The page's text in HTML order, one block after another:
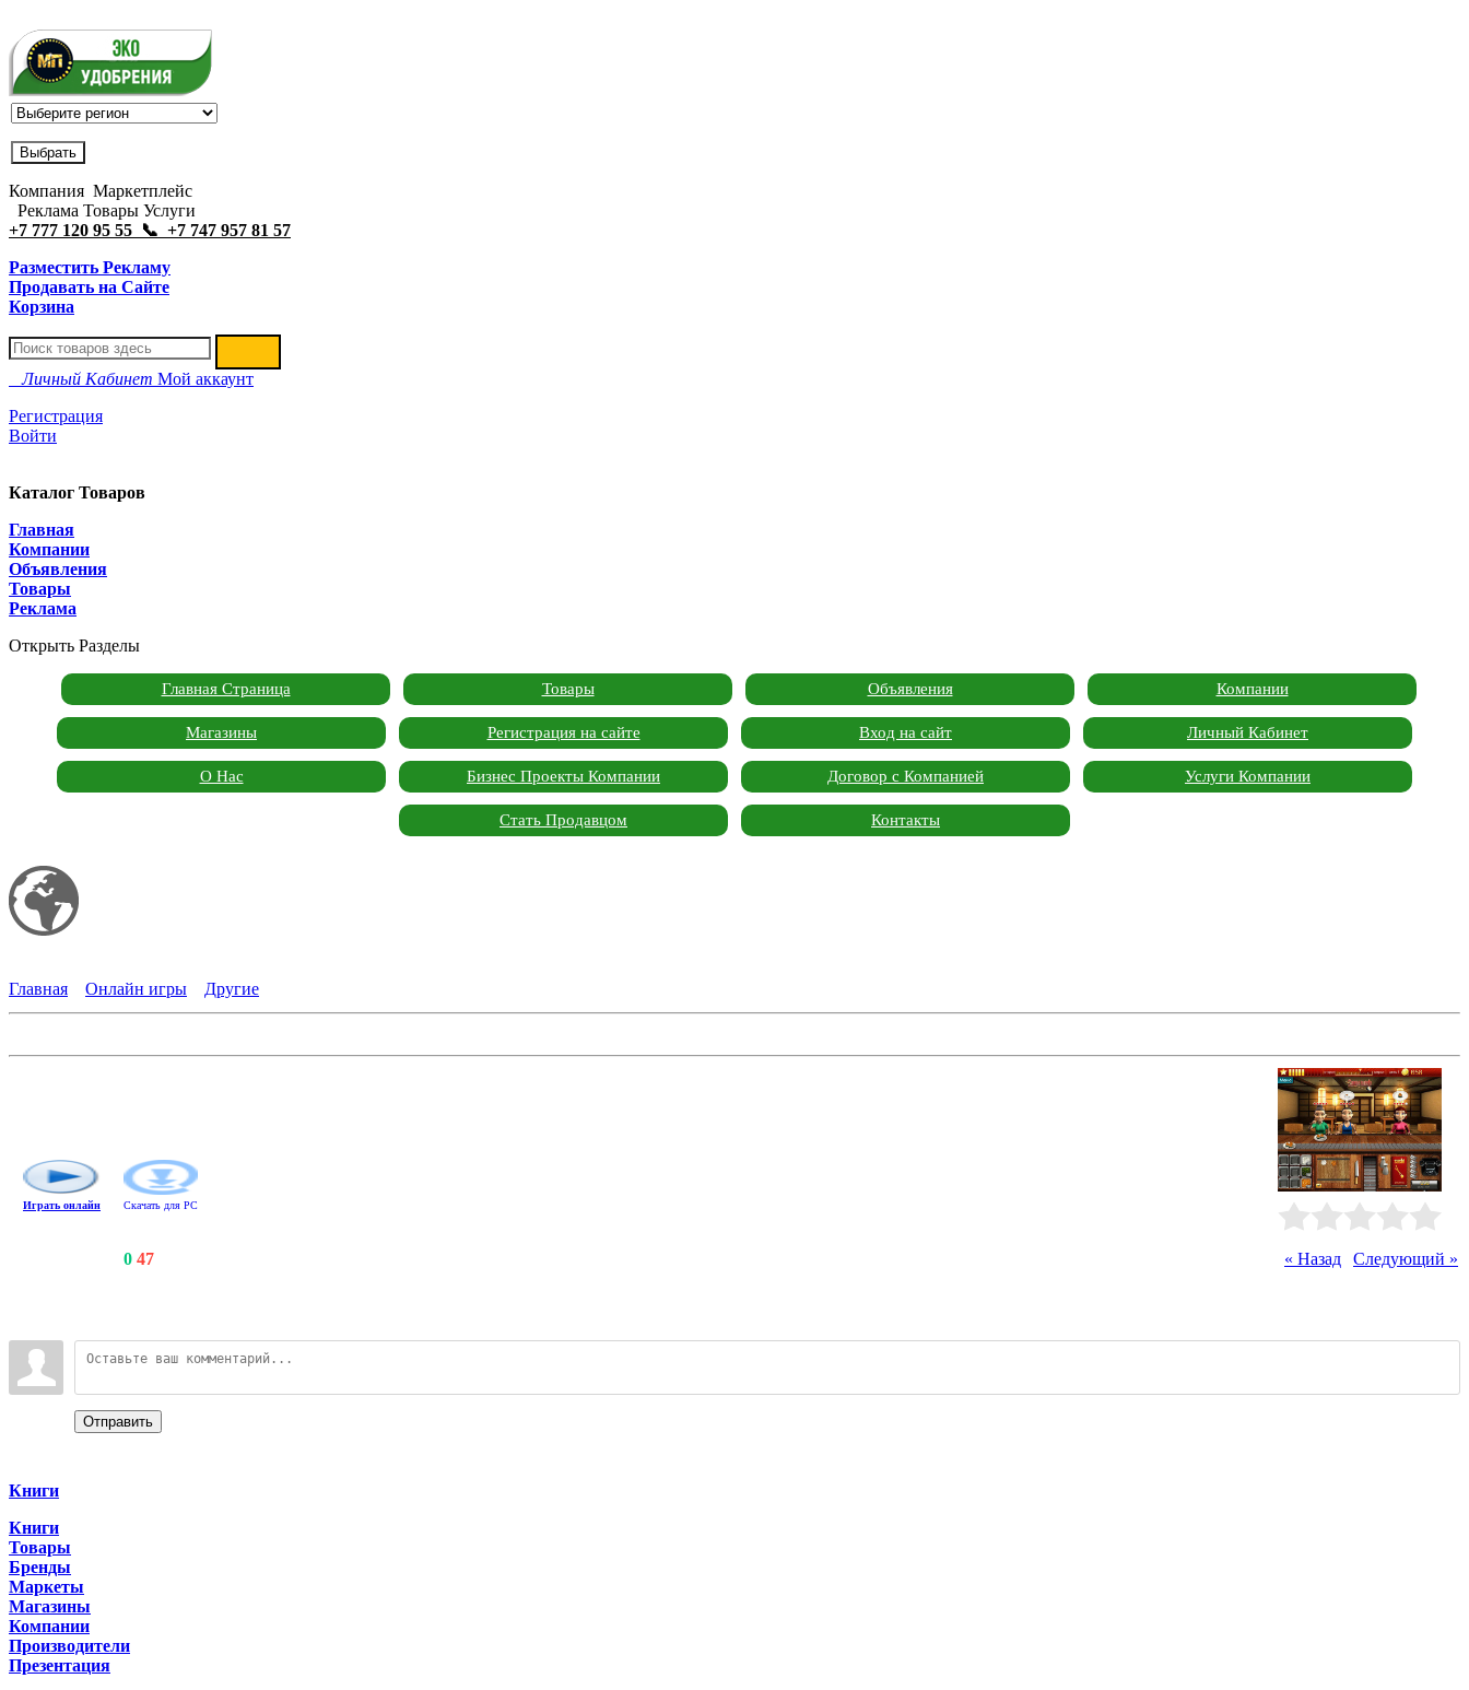
Компания Маркетплейс
Реклама Товары Услуги
+7 777 120 95 55 📞 +7 747 957 81 57
Разместить Рекламу
Продавать на Сайте
Корзина
Личный Кабинет Мой аккаунт
Регистрация
Войти
Каталог Товаров
Главная
Компании
Объявления
Товары
Реклама
Открыть Разделы
Главная Страница Товары Объявления Компании
Магазины Регистрация на сайте Вход на сайт Личный Кабинет
О Нас Бизнес Проекты Компании Договор с Компанией Услуги Компании
Стать Продавцом Контакты
Главная
Онлайн игры Другие
Играть онлайн Скачать для PC
« Назад Следующий »
0 47
Отправить
Книги
Книги
Товары
Бренды
Маркеты
Магазины
Компании
Производители
Презентация